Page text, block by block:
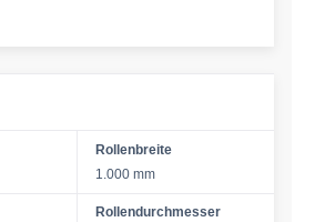
Rollenbreite
1.000 mm
Rollendurchmesser